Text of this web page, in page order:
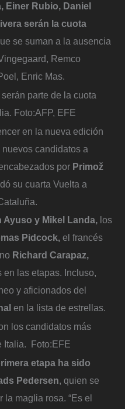
Einer Rubio, Daniel
serán la cuota
se suman a la ausencia
Remco
Enric Mas.
parte de la cuota
Foto:AFP, EFE
en la nueva edición
candidatos a
por Primož
su cuarta Vuelta a
Ayuso y Mikel Landa, los
Pidcock, el francés
Richard Carapaz,
en las etapas. Incluso,
y aficionados del
en la lista de estrellas.
los candidatos más
Italia. Foto:EFE
etapa ha sido
Pedersen , quien se
la maglia rosa. “Es el